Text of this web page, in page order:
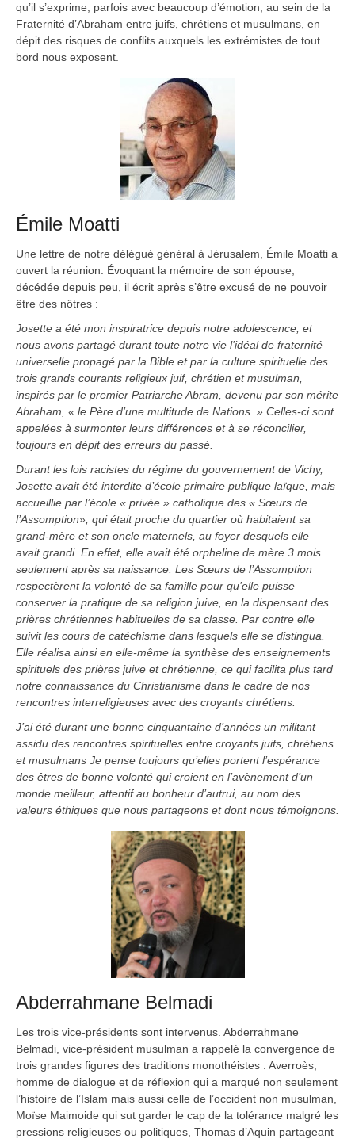
qu’il s’exprime, parfois avec beaucoup d’émotion, au sein de la
Fraternité d’Abraham entre juifs, chrétiens et musulmans, en
dépit des risques de conflits auxquels les extrémistes de tout
bord nous exposent.
Émile Moatti
Une lettre de notre délégué général à Jérusalem, Émile Moatti a
ouvert la réunion. Évoquant la mémoire de son épouse,
décédée depuis peu, il écrit après s’être excusé de ne pouvoir
être des nôtres :
Josette a été mon inspiratrice depuis notre adolescence, et
nous avons partagé durant toute notre vie l’idéal de fraternité
universelle propagé par la Bible et par la culture spirituelle des
trois grands courants religieux juif, chrétien et musulman,
inspirés par le premier Patriarche Abram, devenu par son mérite
Abraham, « le Père d’une multitude de Nations. » Celles-ci sont
appelées à surmonter leurs différences et à se réconcilier,
toujours en dépit des erreurs du passé.
Durant les lois racistes du régime du gouvernement de Vichy,
Josette avait été interdite d’école primaire publique laïque, mais
accueillie par l’école « privée » catholique des « Sœurs de
l’Assomption», qui était proche du quartier où habitaient sa
grand-mère et son oncle maternels, au foyer desquels elle
avait grandi. En effet, elle avait été orpheline de mère 3 mois
seulement après sa naissance. Les Sœurs de l’Assomption
respectèrent la volonté de sa famille pour qu’elle puisse
conserver la pratique de sa religion juive, en la dispensant des
prières chrétiennes habituelles de sa classe. Par contre elle
suivit les cours de catéchisme dans lesquels elle se distingua.
Elle réalisa ainsi en elle-même la synthèse des enseignements
spirituels des prières juive et chrétienne, ce qui facilita plus tard
notre connaissance du Christianisme dans le cadre de nos
rencontres interreligieuses avec des croyants chrétiens.
J’ai été durant une bonne cinquantaine d’années un militant
assidu des rencontres spirituelles entre croyants juifs, chrétiens
et musulmans Je pense toujours qu’elles portent l’espérance
des êtres de bonne volonté qui croient en l’avènement d’un
monde meilleur, attentif au bonheur d’autrui, au nom des
valeurs éthiques que nous partageons et dont nous témoignons.
Abderrahmane Belmadi
Les trois vice-présidents sont intervenus. Abderrahmane
Belmadi, vice-président musulman a rappelé la convergence de
trois grandes figures des traditions monothéistes : Averroès,
homme de dialogue et de réflexion qui a marqué non seulement
l’histoire de l’Islam mais aussi celle de l’occident non musulman,
Moïse Maimoide qui sut garder le cap de la tolérance malgré les
pressions religieuses ou politiques, Thomas d’Aquin partageant